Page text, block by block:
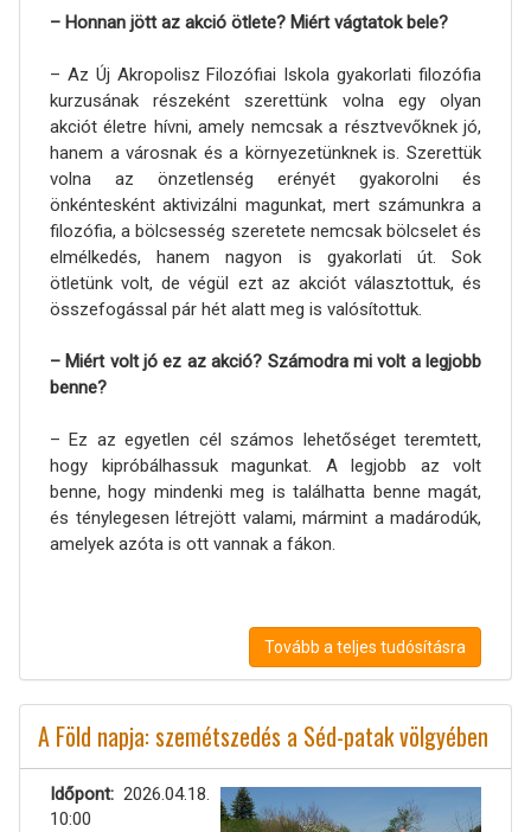
– Honnan jött az akció ötlete? Miért vágtatok bele?
– Az Új Akropolisz Filozófiai Iskola gyakorlati filozófia
kurzusának részeként szerettünk volna egy olyan
akciót életre hívni, amely nemcsak a résztvevőknek jó,
hanem a városnak és a környezetünknek is. Szerettük
volna az önzetlenség erényét gyakorolni és
önkéntesként aktivizálni magunkat, mert számunkra a
filozófia, a bölcsesség szeretete nemcsak bölcselet és
elmélkedés, hanem nagyon is gyakorlati út. Sok
ötletünk volt, de végül ezt az akciót választottuk, és
összefogással pár hét alatt meg is valósítottuk.
– Miért volt jó ez az akció? Számodra mi volt a legjobb
benne?
– Ez az egyetlen cél számos lehetőséget teremtett,
hogy kipróbálhassuk magunkat. A legjobb az volt
benne, hogy mindenki meg is találhatta benne magát,
és ténylegesen létrejött valami, mármint a madárodúk,
amelyek azóta is ott vannak a fákon.
Tovább a teljes tudósításra
A Föld napja: szemétszedés a Séd-patak völgyében
Időpont
2026.04.18.
10:00